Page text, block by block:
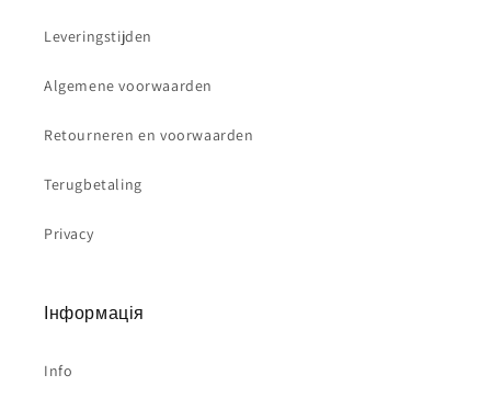
Leveringstijden
Algemene voorwaarden
Retourneren en voorwaarden
Terugbetaling
Privacy
Інформація
Info